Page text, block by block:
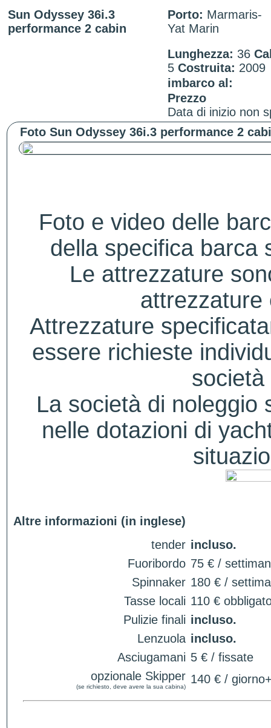
Sun Odyssey 36i.3
performance 2 cabin
Porto: Marmaris-
Yat Marin
Lunghezza: 36
5 Costruita: 2009
imbarco al:
Prezzo
Data di inizio non
Foto Sun Odyssey 36i.3 performance 2
Foto e video delle
della specifica barca
Le attrezzature
attrezzature
Attrezzature
essere richieste
La società di noleggio
nelle dotazioni di
Altre informazioni (in inglese)
tender incluso.
Fuoribordo 75 € /
Spinnaker 180 € /
Tasse locali 110 €
Pulizie finali incluso.
Lenzuola incluso.
Asciugamani 5 € / fissate
opzionale Skipper
(se richiesto, deve avere la sua cabina)
140 € /